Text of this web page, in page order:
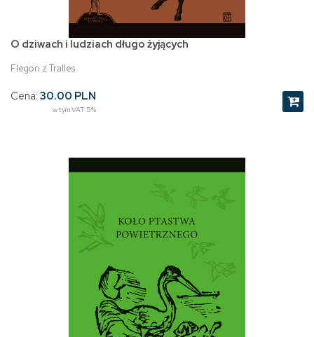
O dziwach i ludziach długo żyjących
Flegon z Tralles
Cena: 30.00 PLN
w tym VAT 5%